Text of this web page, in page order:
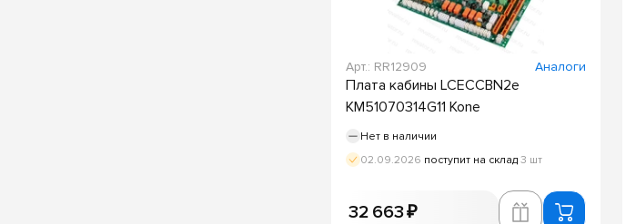
Арт.: RR12909 Аналоги
Плата кабины LCECCBN2e
KM51070314G11 Kone
Нет в наличии
02.09.2026 поступит на склад 3 шт
32 663 ₽